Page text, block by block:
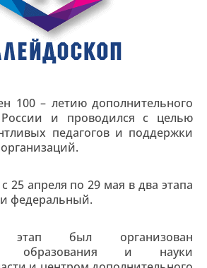
100 – летию дополнительного
и проводился с целью
педагогов и поддержки
25 апреля по 29 мая в два этапа
федеральный.
этап был организован
образования и науки